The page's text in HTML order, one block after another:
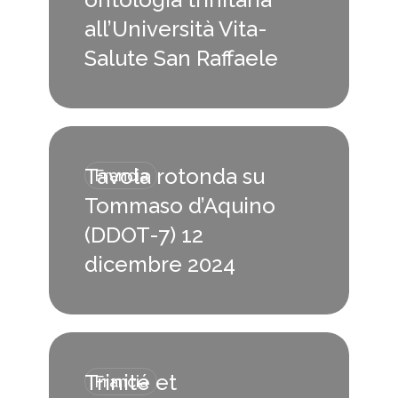
Latino America
all’Università Vita-
Salute San Raffaele
Tavola rotonda su
Tommaso d’Aquino
(DDOT-7) 12
dicembre 2024
Francia
Trinité et
Francia